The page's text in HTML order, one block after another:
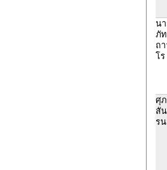
น
ภั
ถ
โร
ศุ
สั
ร